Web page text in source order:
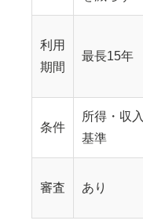
利用
期間
最長15年
条件
所得・収入
基準
審査 あり